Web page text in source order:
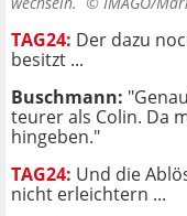
TAG24: Der dazu
besitzt ...
Buschmann:
teurer als Colin. Da
hingeben."
TAG24: Und die
nicht erleichtern ...